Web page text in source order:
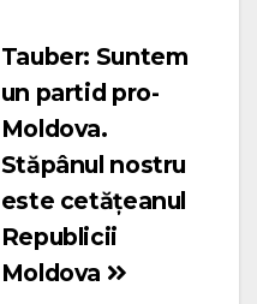
Tauber: Suntem
un partid pro-
Moldova.
Stăpânul nostru
este cetățeanul
Republicii
Moldova